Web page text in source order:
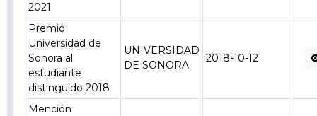
2021
Premio
Universidad de
Sonora al
estudiante
distinguido 2018
UNIVERSIDAD
DE SONORA
2018-10-12
Mención